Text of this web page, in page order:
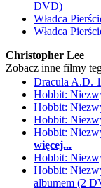
DVD)
Władca
Władca
Christopher Lee
Zobacz inne filmy
Dracula A.D.
Hobbit:
Hobbit:
Hobbit:
Hobbit:
więcej...
Hobbit:
Hobbit:
albumem (2